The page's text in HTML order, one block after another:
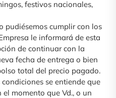
festivos nacionales,
pudiésemos cumplir con los
le informará de esta
de continuar con la
fecha de entrega o bien
total del precio pagado.
se entiende que
momento que Vd., o un